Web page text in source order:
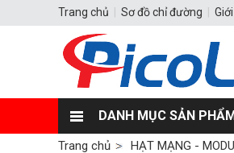
DANH MỤC SẢN
Trang chủ HẠT MẠNG -
Trang chủ Sơ đồ chỉ đường